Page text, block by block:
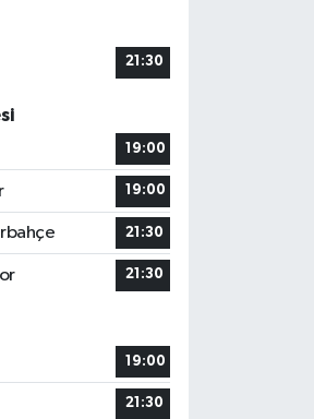
21:30
19:00
19:00
21:30
21:30
19:00
21:30